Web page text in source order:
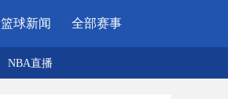
篮球新闻 全部赛事
NBA直播